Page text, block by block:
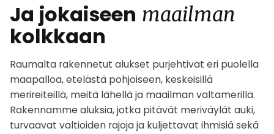
Ja jokaiseen maailman
kolkkaan
Raumalta rakennetut alukset purjehtivat eri puolella
maapalloa, etelästä pohjoiseen, keskeisillä
merireiteillä, meitä lähellä ja maailman valtamerillä.
Rakennamme aluksia, jotka pitävät meriväylät auki,
turvaavat valtioiden rajoja ja kuljettavat ihmisiä sekä